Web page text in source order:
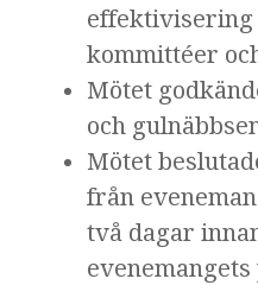
effektivisering
kommittéer
Mötet
och
Mötet
från
två dagar